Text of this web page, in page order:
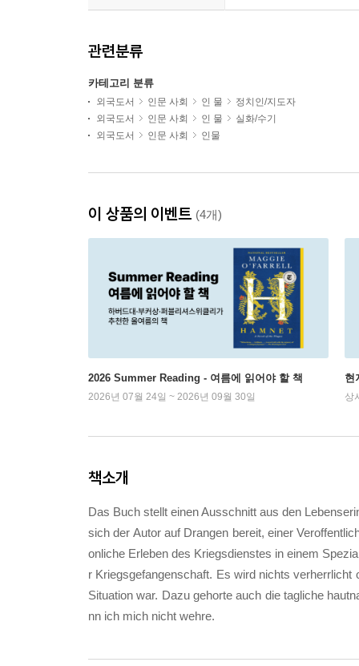
관련분류
카테고리 분류
외국도서 인문 사회 인 물
정치인/지도자
외국도서
인문 사회 인 물
실화/수기
외국도서
인문 사회 인물
이 상품의 이벤트 (4개)
2026 Summer Reading - 여름에 읽어야 할 책
2026년 07월 24일 ~ 2026년 09월 30일
현
상
책소개
Das Buch stellt einen Ausschnitt aus den
sich der Autor auf Drangen bereit, einer
onliche Erleben des Kriegsdienstes in einem
r Kriegsgefangenschaft. Es wird nichts
Situation war. Dazu gehorte auch die tagliche
nn ich mich nicht wehre.